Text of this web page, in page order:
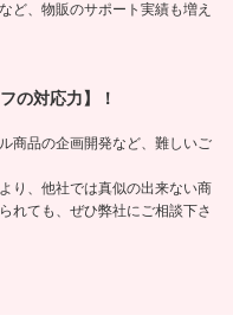
ど、物販のサポート実績も増え
の対応力】！
商品の企画開発など、難しいご
り、他社では真似の出来ない商
れても、ぜひ弊社にご相談下さ